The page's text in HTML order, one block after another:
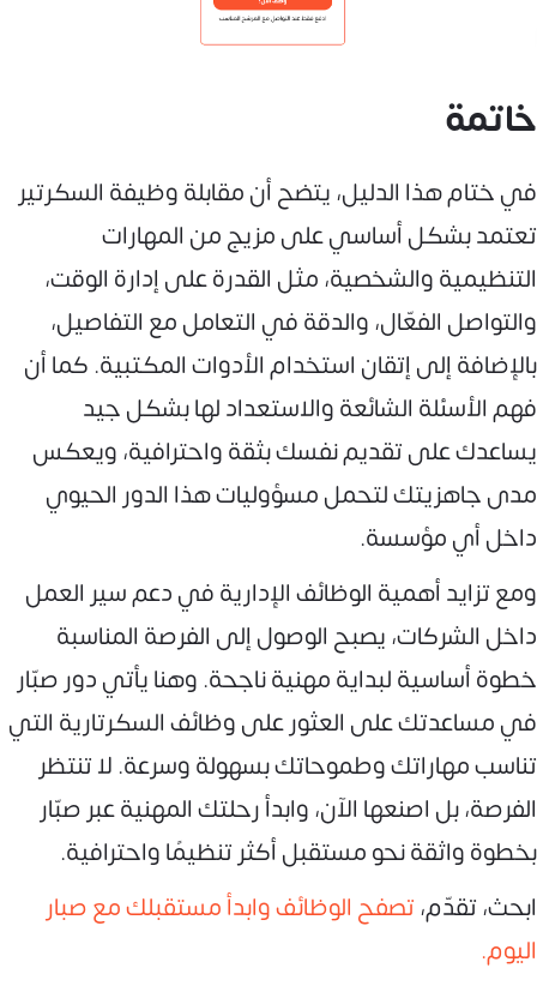
خاتمة
في ختام هذا الدليل، يتضح أن مقابلة وظيفة السكرتير
تعتمد بشكل أساسي على مزيج من المهارات
التنظيمية والشخصية، مثل القدرة على إدارة الوقت،
والتواصل الفعّال، والدقة في التعامل مع التفاصيل،
بالإضافة إلى إتقان استخدام الأدوات المكتبية. كما أن
فهم الأسئلة الشائعة والاستعداد لها بشكل جيد
يساعدك على تقديم نفسك بثقة واحترافية، ويعكس
مدى جاهزيتك لتحمل مسؤوليات هذا الدور الحيوي
داخل أي مؤسسة.
ومع تزايد أهمية الوظائف الإدارية في دعم سير العمل
داخل الشركات، يصبح الوصول إلى الفرصة المناسبة
خطوة أساسية لبداية مهنية ناجحة. وهنا يأتي دور صبّار
في مساعدتك على العثور على وظائف السكرتارية التي
تناسب مهاراتك وطموحاتك بسهولة وسرعة. لا تنتظر
الفرصة، بل اصنعها الآن، وابدأ رحلتك المهنية عبر صبّار
بخطوة واثقة نحو مستقبل أكثر تنظيمًا واحترافية.
ابحث، تقدّم،تصفح الوظائف وابدأ مستقبلك مع صبار
اليوم.